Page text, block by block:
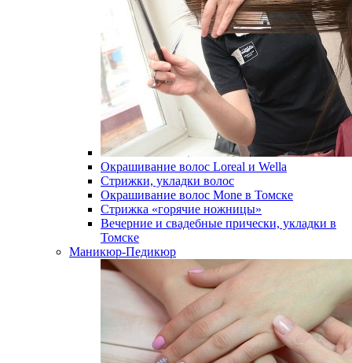
Окрашивание волос Loreal и Wella
Стрижки, укладки волос
Окрашивание волос Mone в Томске
Стрижка «горячие ножницы»
Вечерние и свадебные прически, укладки в
Томске
Маникюр-Педикюр